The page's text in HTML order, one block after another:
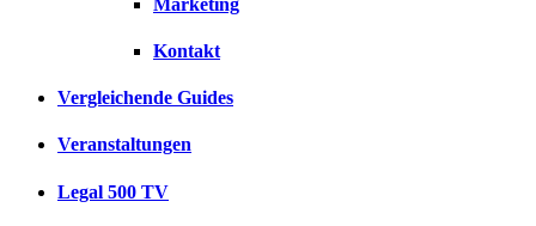
Kontakt
Vergleichende Guides
Veranstaltungen
Legal 500 TV